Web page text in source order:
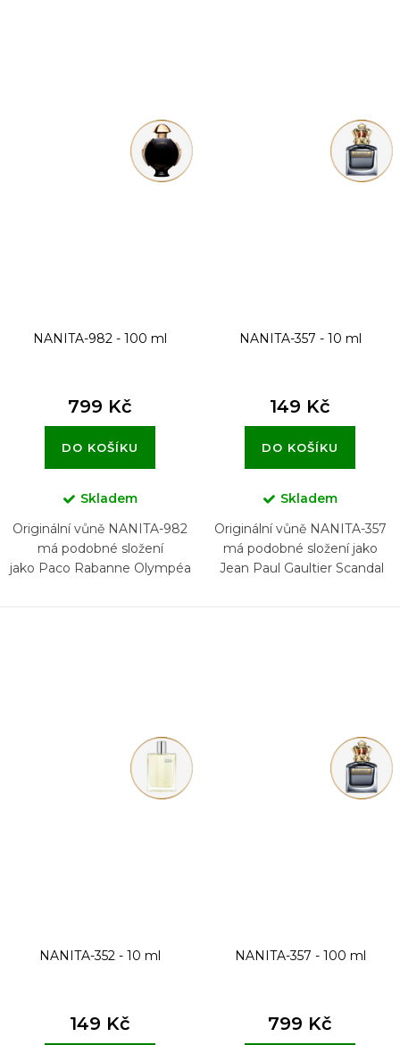
NANITA-982 - 100 ml
799 Kč
DO KOŠÍKU
Skladem
Originální vůně NANITA-982
má podobné složení
jako Paco Rabanne Olympéa
NANITA-357 - 10 ml
149 Kč
DO KOŠÍKU
Skladem
Originální vůně NANITA-357
má podobné složení jako
Jean Paul Gaultier Scandal
NANITA-352 - 10 ml
149 Kč
NANITA-357 - 100 ml
799 Kč